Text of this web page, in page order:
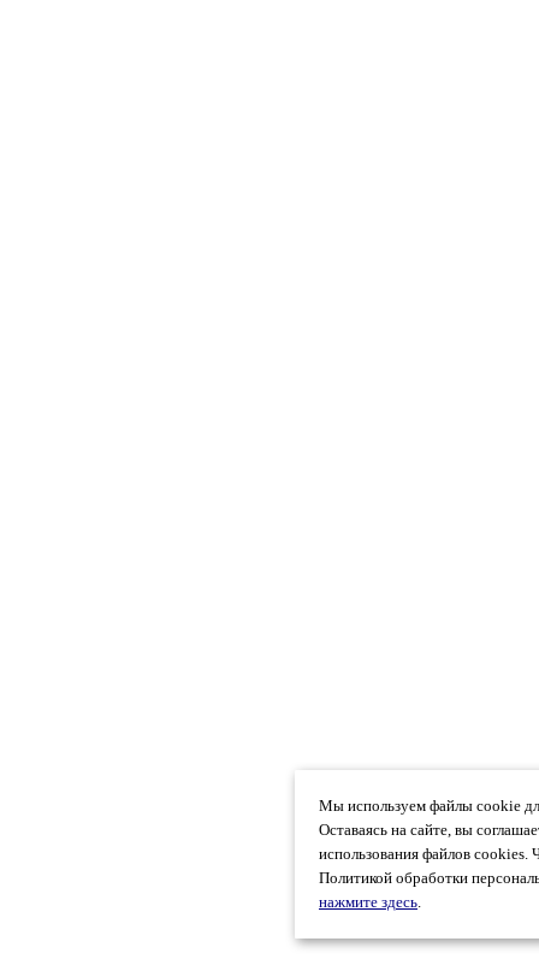
Мы используем файлы cookie
Оставаясь на сайте, вы
использования файлов cookies.
Политикой обработки
нажмите здесь.